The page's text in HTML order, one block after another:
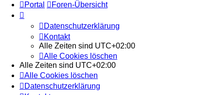
Portal Foren-Übersicht
Datenschutzerklärung
Kontakt
Alle Zeiten sind UTC+02:00
Alle Cookies löschen
Alle Zeiten sind UTC+02:00
Alle Cookies löschen
Datenschutzerklärung